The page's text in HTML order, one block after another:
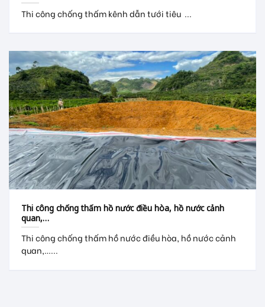
Thi công chống thấm kênh dẫn tưới tiêu ...
Thi công chống thấm hồ nước điều hòa, hồ nước cảnh
quan,…
Thi công chống thấm hồ nước điều hòa, hồ nước cảnh
quan,…...